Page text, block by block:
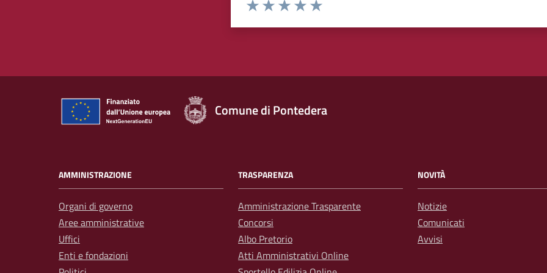
Comune di Pontedera
AMMINISTRAZIONE
Organi di governo
Aree amministrative
Uffici
Enti e fondazioni
TRASPARENZA
Amministrazione Trasparente
Concorsi
Albo Pretorio
Atti Amministrativi Online
NOVITÀ
Notizie
Comunicati
Avvisi